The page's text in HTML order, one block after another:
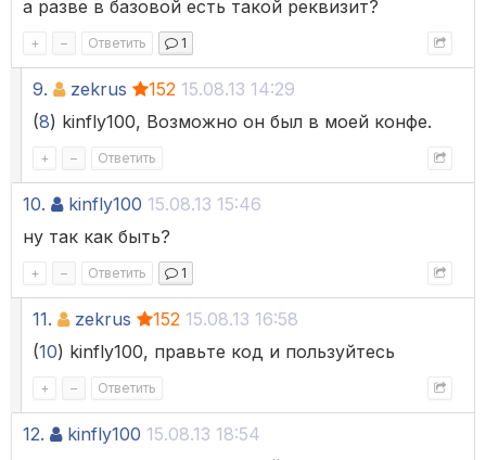
а разве в базовой есть такой реквизит?
+ – Ответить 1
9. zekrus 152 15.08.13 14:29
(8) kinfly100, Возможно он был в моей конфе.
+ – Ответить
10. kinfly100 15.08.13 15:46
ну так как быть?
+ – Ответить 1
11. zekrus 152 15.08.13 16:58
(10) kinfly100, правьте код и пользуйтесь
+ – Ответить
12. kinfly100 15.08.13 18:54